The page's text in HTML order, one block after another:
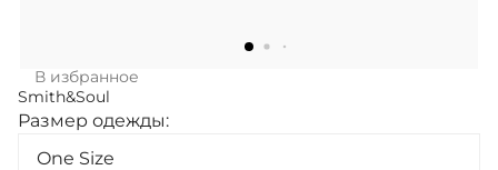
В избранное
Smith&Soul
Размер одежды:
One Size